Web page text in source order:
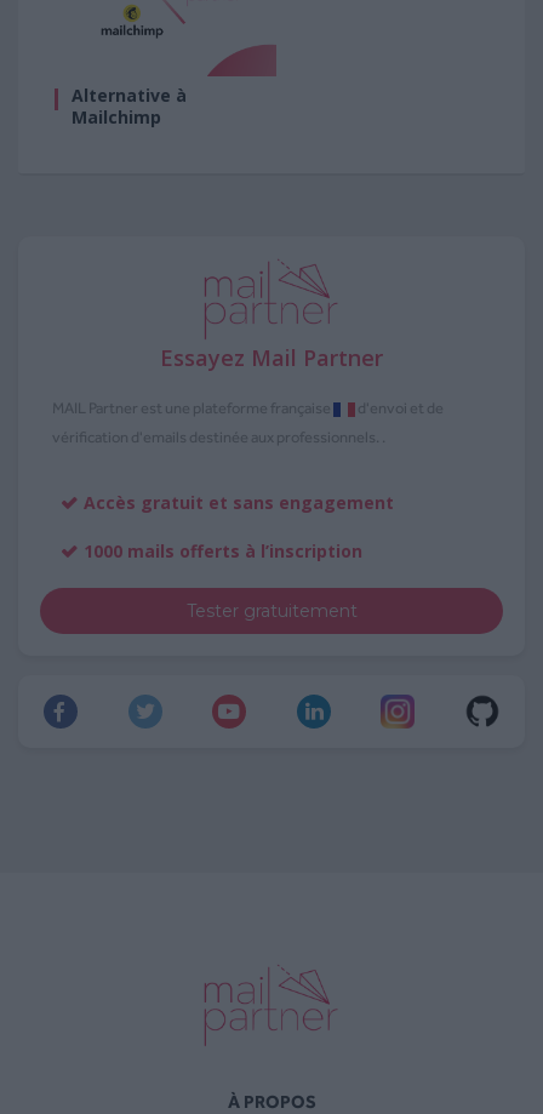
Alternative à
Mailchimp
Essayez Mail Partner
MAIL Partner est une plateforme française
d'envoi et de
vérification d'emails destinée aux professionnels. .
Accès gratuit et sans engagement
1000 mails offerts à l’inscription
Tester gratuitement
À PROPOS